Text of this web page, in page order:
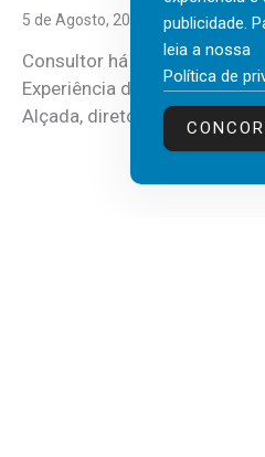
5 de Agosto, 2026
Consultor há mais de três
Experiência do Cliente,
Alçada, diretor executivo da...
publicidade.
leia a nossa
Política de